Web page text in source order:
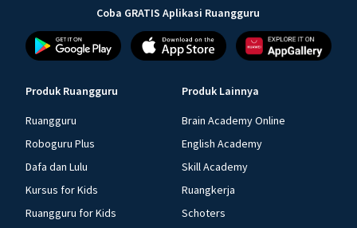
Coba GRATIS Aplikasi Ruangguru
Produk Ruangguru
Ruangguru
Roboguru Plus
Dafa dan Lulu
Kursus for Kids
Ruangguru for Kids
Produk Lainnya
Brain Academy Online
English Academy
Skill Academy
Ruangkerja
Schoters